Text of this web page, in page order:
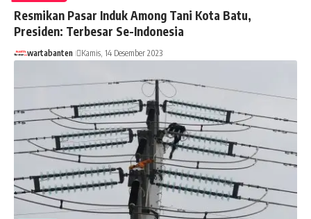
Resmikan Pasar Induk Among Tani Kota Batu,
Presiden: Terbesar Se-Indonesia
wartabanten Kamis, 14 Desember 2023